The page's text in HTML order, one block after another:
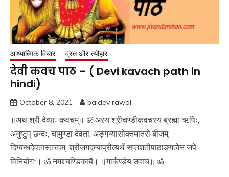
आध्यात्मिक विचार व्रत और त्यौहार
देवी कवच पाठ – ( Devi kavach path in
hindi)
October 8, 2021 baldev rawal
॥अथ श्री देव्याः कवचम्॥ ॐ अस्य श्रीचण्डीकवचस्य ब्रह्मा ऋषिः,
अनुष्टुप् छन्दः, चामुण्डा देवता, अङ्गन्यासोक्तमातरो बीजम्,
दिग्बन्धदेवतास्तत्त्वम्, श्रीजगदम्बाप्रीत्यर्थे सप्तशतीपाठाङ्गत्वेन जपे
विनियोगः। ॐ नमश्चण्डिकायै। ॥मार्कण्डेय उवाच॥ ॐ